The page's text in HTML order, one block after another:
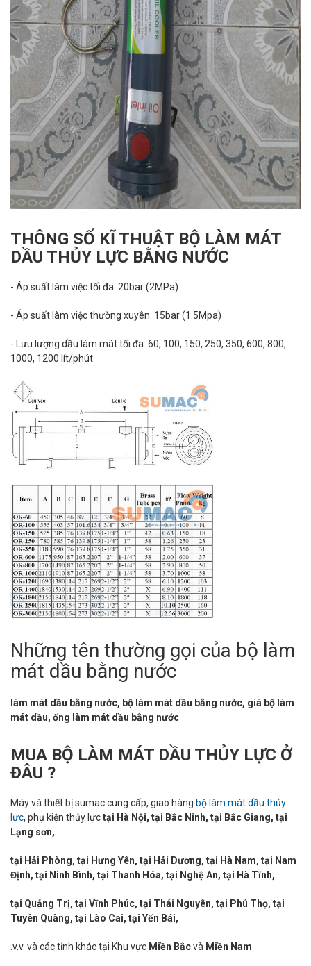
THÔNG SỐ KĨ THUẬT BỘ LÀM MÁT
DẦU THỦY LỰC BẰNG NƯỚC
- Áp suất làm việc tối đa: 20bar (2MPa)
- Áp suất làm việc thường xuyên: 15bar (1.5Mpa)
- Lưu lượng dầu làm mát tối đa: 60, 100, 150, 250, 350, 600, 800,
1000, 1200 lít/phút
Những tên thường gọi của bộ làm
mát dầu bằng nước
làm mát dầu bằng nước, bộ làm mát dầu bằng nước, giá bộ làm
mát dầu, ống làm mát dầu bằng nước
MUA BỘ LÀM MÁT DẦU THỦY LỰC Ở
ĐÂU ?
Máy và thiết bị sumac cung cấp, giao hàng bộ làm mát dầu thủy
lực, phụ kiện thủy lựctại Hà Nội, tại Bắc Ninh, tại Bắc Giang, tại
Lạng sơn,
tại Hải Phòng, tại Hưng Yên, tại Hải Dương, tại Hà Nam, tại Nam
Định, tại Ninh Bình, tại Thanh Hóa, tại Nghệ An, tại Hà Tĩnh,
tại Quảng Trị, tại Vĩnh Phúc, tại Thái Nguyên, tại Phú Thọ, tại
Tuyên Quàng, tại Lào Cai, tại Yến Bái,
.v.v. và các tỉnh khác tại Khu vực Miền Bắcvà Miền Nam